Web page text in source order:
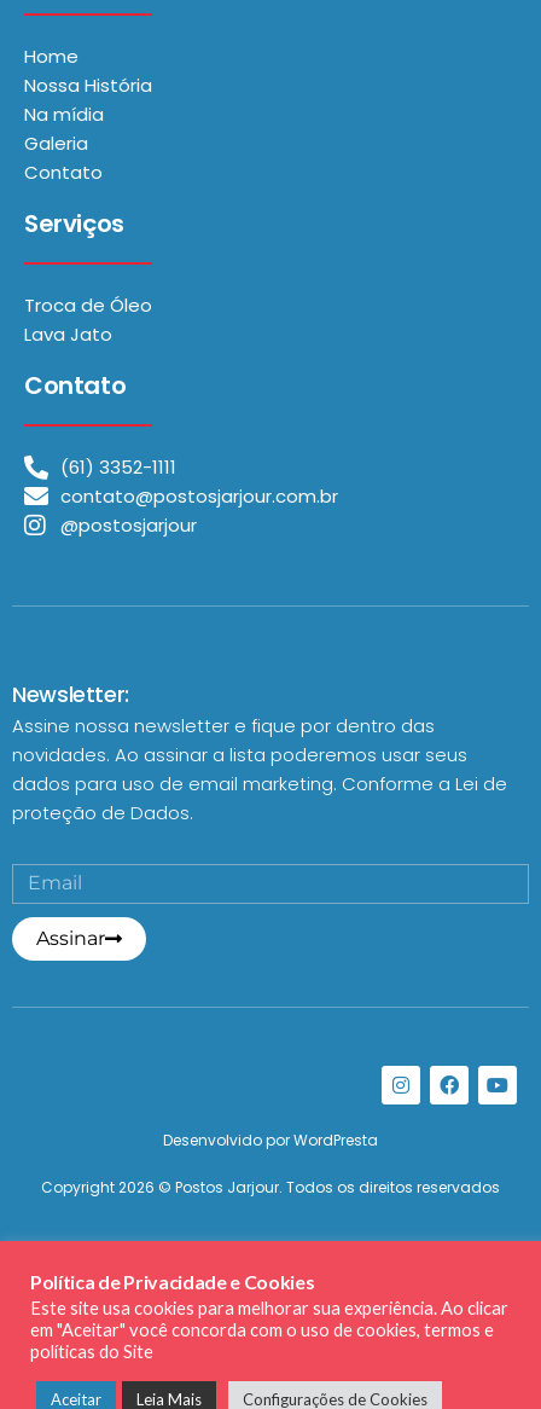
Home
Nossa História
Na mídia
Galeria
Contato
Serviços
Troca de Óleo
Lava Jato
Contato
(61) 3352-1111
contato@postosjarjour.com.br
@postosjarjour
Newsletter:
Assine nossa newsletter e fique por dentro das
novidades. Ao assinar a lista poderemos usar seus
dados para uso de email marketing. Conforme a Lei de
proteção de Dados.
Assinar
Copyright 2026 © Postos Jarjour. Todos os direitos reservados
Desenvolvido porWordPresta
Política de Privacidade e Cookies
Este site usa cookies para melhorar sua experiência. Ao clicar
em "Aceitar" você concorda com o uso de cookies, termos e
políticas do Site
Aceitar Leia Mais Configurações de Cookies